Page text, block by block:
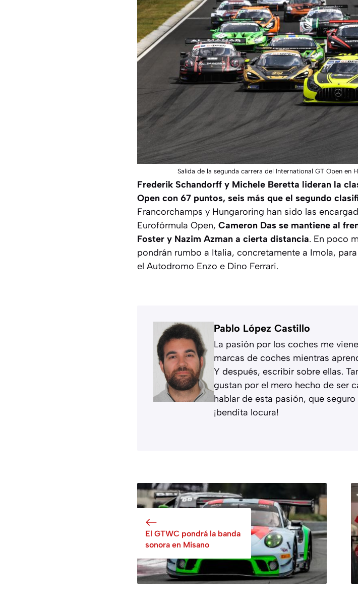
Salida de la segunda carrera del International GT Open en
Frederik Schandorff y Michele Beretta lideran la
Open con 67 puntos, seis más que el segundo
Francorchamps y Hungaroring han sido las
Eurofórmula Open, Cameron Das se mantiene al
Foster y Nazim Azman a cierta distancia. En poco
pondrán rumbo a Italia, concretamente a Imola,
el Autodromo Enzo e Dino Ferrari.
Pablo López Castillo
La pasión por los coches me
marcas de coches mientras
Y después, escribir sobre ellas.
gustan por el mero hecho de ser
hablar de esta pasión, que
¡bendita locura!
El GTWC pondrá la banda
sonora en Misano